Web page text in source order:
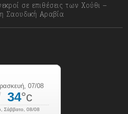
σε επιθέσεις των Χούθι –
Σαουδική Αραβία